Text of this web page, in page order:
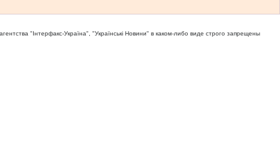
"Iнтерфакс-Україна", "Українськi Новини" в каком-либо виде строго запрещены